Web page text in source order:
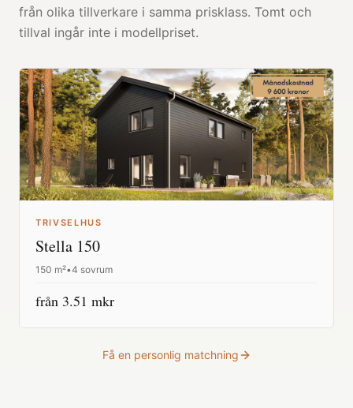
från olika tillverkare i samma prisklass. Tomt och
tillval ingår inte i modellpriset.
TRIVSELHUS
Stella 150
150 m²•4 sovrum
från 3.51 mkr
Få en personlig matchning